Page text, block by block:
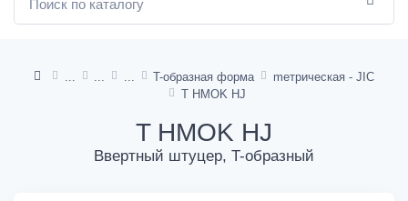
T-образная форма
mетрическая - JIC
T HMOK HJ
T HMOK HJ
Ввертный штуцер, T-образный